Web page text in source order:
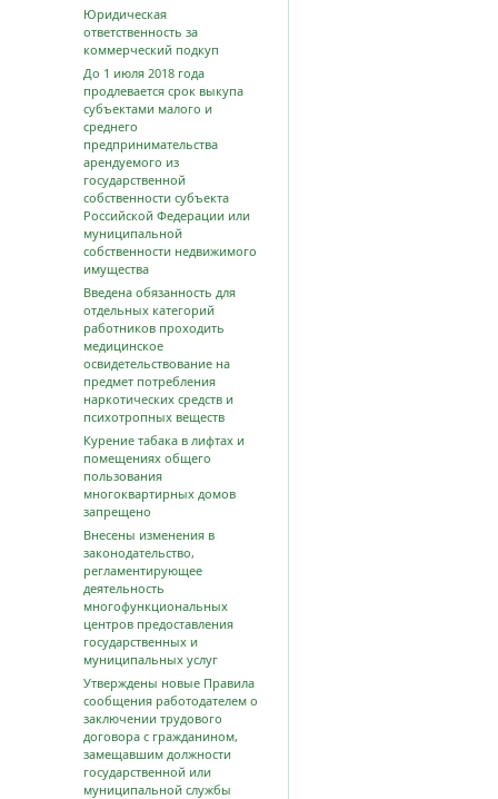
Юридическая
ответственность за
коммерческий подкуп
До 1 июля 2018 года
продлевается срок выкупа
субъектами малого и
среднего
предпринимательства
арендуемого из
государственной
собственности субъекта
Российской Федерации или
муниципальной
собственности недвижимого
имущества
Введена обязанность для
отдельных категорий
работников проходить
медицинское
освидетельствование на
предмет потребления
наркотических средств и
психотропных веществ
Курение табака в лифтах и
помещениях общего
пользования
многоквартирных домов
запрещено
Внесены изменения в
законодательство,
регламентирующее
деятельность
многофункциональных
центров предоставления
государственных и
муниципальных услуг
Утверждены новые Правила
сообщения работодателем о
заключении трудового
договора с гражданином,
замещавшим должности
государственной или
муниципальной службы